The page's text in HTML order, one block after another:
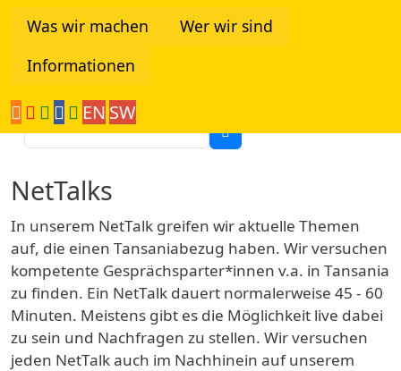
Was wir machen
Wer wir sind
Informationen
EN SW
Suche
NetTalks
In unserem NetTalk greifen wir aktuelle Themen
auf, die einen Tansaniabezug haben. Wir versuchen
kompetente Gesprächsparter*innen v.a. in Tansania
zu finden. Ein NetTalk dauert normalerweise 45 - 60
Minuten. Meistens gibt es die Möglichkeit live dabei
zu sein und Nachfragen zu stellen. Wir versuchen
jeden NetTalk auch im Nachhinein auf unserem